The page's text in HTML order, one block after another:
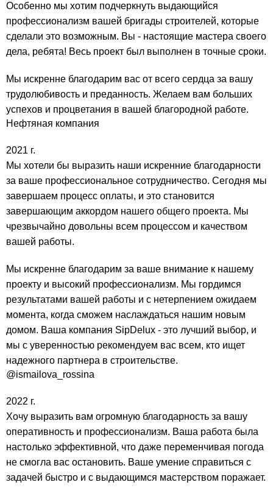
Особенно мы хотим подчеркнуть выдающийся
профессионализм вашей бригады строителей, которые
сделали это возможным. Вы - настоящие мастера своего
дела, ребята! Весь проект был выполнен в точные сроки.
Мы искренне благодарим вас от всего сердца за вашу
трудолюбивость и преданность. Желаем вам больших
успехов и процветания в вашей благородной работе.
Нефтяная компания
2021 г.
Мы хотели бы выразить наши искренние благодарности
за ваше профессиональное сотрудничество. Сегодня мы
завершаем процесс оплаты, и это становится
завершающим аккордом нашего общего проекта. Мы
чрезвычайно довольны всем процессом и качеством
вашей работы.
Мы искренне благодарим за ваше внимание к нашему
проекту и высокий профессионализм. Мы гордимся
результатами вашей работы и с нетерпением ожидаем
момента, когда сможем наслаждаться нашим новым
домом. Ваша компания SipDelux - это лучший выбор, и
мы с уверенностью рекомендуем вас всем, кто ищет
надежного партнера в строительстве.
@ismailova_rossina
2022 г.
Хочу выразить вам огромную благодарность за вашу
оперативность и профессионализм. Ваша работа была
настолько эффективной, что даже переменчивая погода
не смогла вас остановить. Ваше умение справиться с
задачей быстро и с выдающимся мастерством поражает.